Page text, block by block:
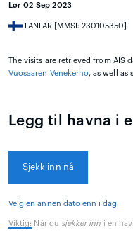
Lør 02 Sep 2023
FANFAR [MMSI: 230105350]
The visits are retrieved from AIS
Vuosaaren Venekerho, as well as
Legg til havna i
Sjekk inn nå
Velg en annen dato enn i dag
Viktig: Når du sjekker inn i en